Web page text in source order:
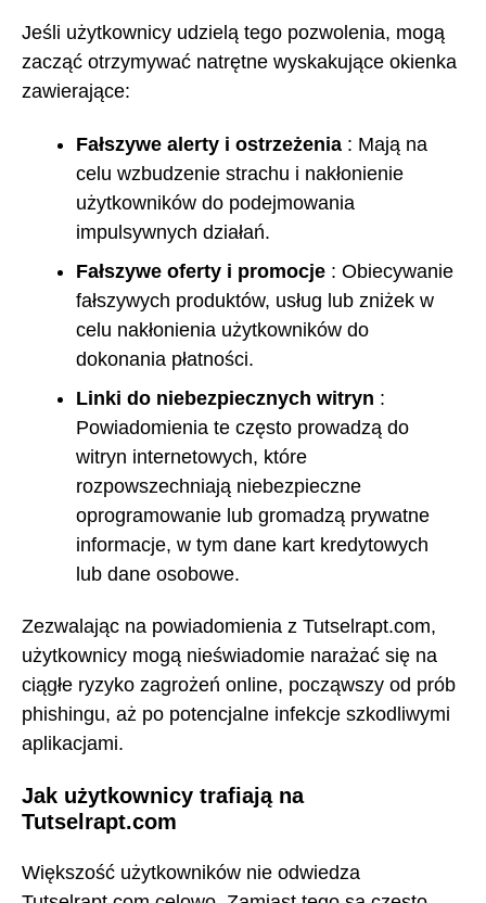
Jeśli użytkownicy udzielą tego pozwolenia, mogą
zacząć otrzymywać natrętne wyskakujące okienka
zawierające:
Fałszywe alerty i ostrzeżenia : Mają na
celu wzbudzenie strachu i nakłonienie
użytkowników do podejmowania
impulsywnych działań.
Fałszywe oferty i promocje : Obiecywanie
fałszywych produktów, usług lub zniżek w
celu nakłonienia użytkowników do
dokonania płatności.
Linki do niebezpiecznych witryn :
Powiadomienia te często prowadzą do
witryn internetowych, które
rozpowszechniają niebezpieczne
oprogramowanie lub gromadzą prywatne
informacje, w tym dane kart kredytowych
lub dane osobowe.
Zezwalając na powiadomienia z Tutselrapt.com,
użytkownicy mogą nieświadomie narażać się na
ciągłe ryzyko zagrożeń online, począwszy od prób
phishingu, aż po potencjalne infekcje szkodliwymi
aplikacjami.
Jak użytkownicy trafiają na
Tutselrapt.com
Większość użytkowników nie odwiedza